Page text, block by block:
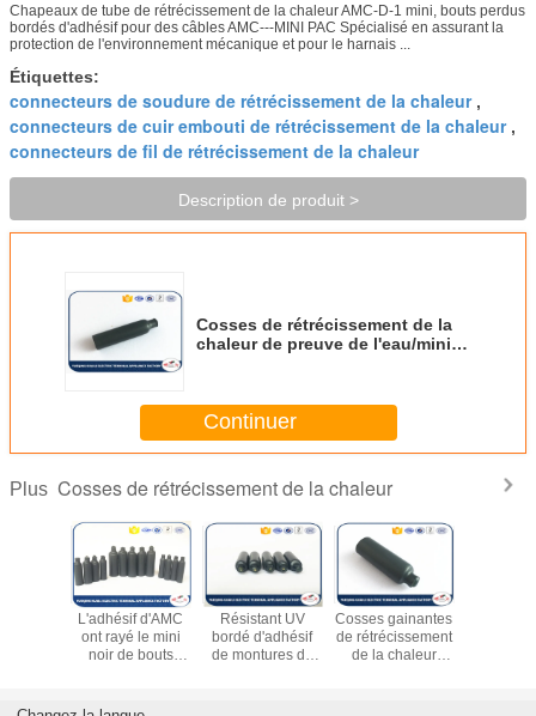
Chapeaux de tube de rétrécissement de la chaleur AMC-D-1 mini, bouts perdus
bordés d'adhésif pour des câbles AMC---MINI PAC Spécialisé en assurant la
protection de l'environnement mécanique et pour le harnais ...
Étiquettes:
connecteurs de soudure de rétrécissement de la chaleur,
connecteurs de cuir embouti de rétrécissement de la chaleur,
connecteurs de fil de rétrécissement de la chaleur
Description de produit >
Cosses de rétrécissement de la
chaleur de preuve de l'eau/mini
Continuer
Plus Cosses de rétrécissement de la chaleur
en
L'adhésif d'AMC
ont rayé le mini
noir de bouts
transparent
Résistant UV
bordé d'adhésif
de montures de
Cosses gainantes
de rétrécissement
de la chaleur